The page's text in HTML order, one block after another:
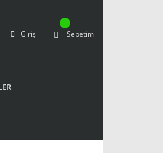
Giriş Sepetim